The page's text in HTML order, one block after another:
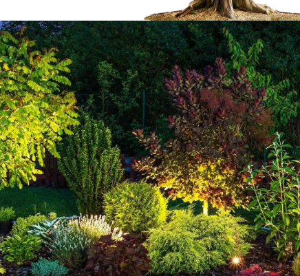
dans la
est à noter. Des
En effet, il est très
haies. Afin de
un
vous proposer de
N'oubliez pas
à tous.
Quand est-ce
haies ?
Concernant la fréquence et la
ville de Lizos 65350 ; cela se
arbustes que vous avez dans votre
notre entreprise Welty Marc à tous
intervention consiste à préserver la
65350. Afin d’assurer le
vous puissiez avoir une haie en
haies 65350 une à deux fois par